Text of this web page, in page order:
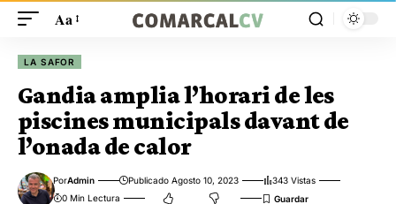
Aa
LA SAFOR
Gandia amplia l’horari de les
piscines municipals davant de
l’onada de calor
PorAdmin Publicado Agosto 10, 2023
343 Vistas
0 Min Lectura